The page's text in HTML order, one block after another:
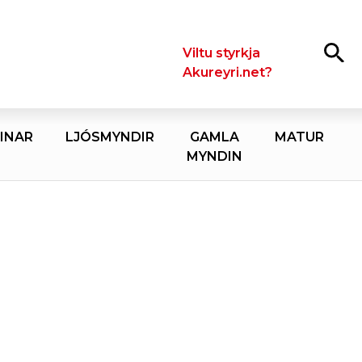
LeitaViltu styrkja
Akureyri.net?
LJÓSMYNDIR
GAMLA
MYNDIN
MATUR